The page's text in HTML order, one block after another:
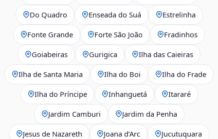
Do Quadro Enseada do Suá Estrelinha
Fonte Grande Forte São João Fradinhos
Goiabeiras Gurigica Ilha das Caieiras
Ilha de Santa Maria Ilha do Boi Ilha do Frade
Ilha do Príncipe Inhanguetá Itararé
Jardim Camburi Jardim da Penha
Jesus de Nazareth Joana d’Arc Jucutuquara